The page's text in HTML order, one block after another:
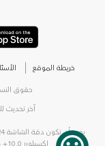
خريطة الموقع
حقوق
آخر تحديث للموقع